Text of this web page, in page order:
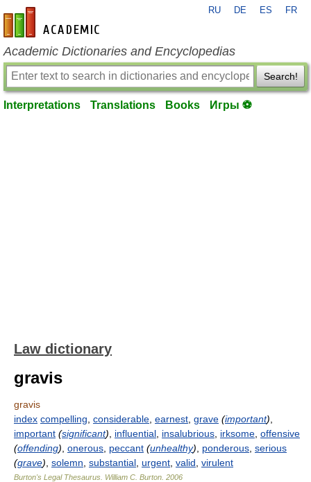
en-academic.com
RU DE ES FR
Academic Dictionaries and Encyclopedias
Search!
Interpretations Translations Books Игры ⚽
Law dictionary
gravis
gravis
index compelling considerable earnest grave (important)
important (significant) influential insalubrious irksome offensive
(offending) onerous peccant (unhealthy) ponderous serious
(grave) solemn substantial urgent valid virulent
Burton's Legal Thesaurus. William C. Burton 2006